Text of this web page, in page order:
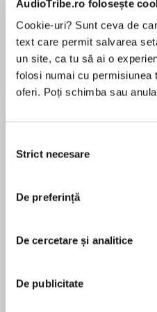
AudioTribe.ro folosește
Cookie-uri? Sunt ceva de
text care permit salvarea
un site, ca tu să ai o
folosi numai cu
oferi. Poți schimba sau
consimțământului
Strict necesare
De preferință
De cercetare și analitice
De publicitate
Desprecarte
A Wyoming rancher
expects it in this
Micah Torrance could
Between managing his
ranch and caring for
Micah’s plate is more
Karina Carter offers her
With her sweet smile
Janey, Micah wants to
better than anyone that
pentru această carte
The prolific author of